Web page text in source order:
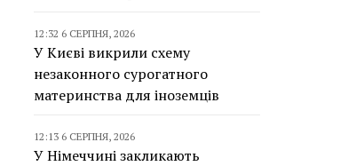
12:32 6 СЕРПНЯ, 2026
У Києві викрили схему
незаконного сурогатного
материнства для іноземців
12:13 6 СЕРПНЯ, 2026
У Німеччині закликають